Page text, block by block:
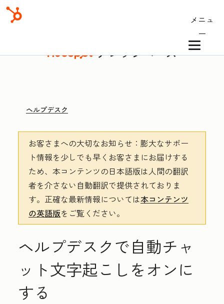
メニュ
ー
ナレッジベース
ヘルプデスク
お客さまへの大切なお知らせ ：膨大なサポー
ト情報を少しでも早くお客さまにお届けする
ため、本コンテンツの日本語版は人間の翻訳
者を介さない自動翻訳で提供されておりま
す。 正確な最新情報については本コンテンツ
の英語版をご覧ください。
ヘルプデスクで自動チャ
ット文字起こしをオンに
する